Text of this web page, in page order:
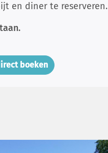
en diner te reserveren.
boeken